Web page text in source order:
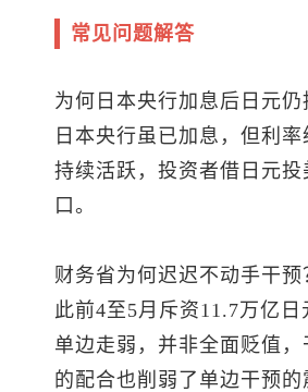
常见问题解答
为何日本央行加息后日元仍
日本央行虽已加息，但利
持续活跃，投资者借日元
口。
财务省为何迟迟不动手干预
此前4至5月斥资11.7万亿
单边走弱，并非全面贬值
的配合也削弱了单边干预的